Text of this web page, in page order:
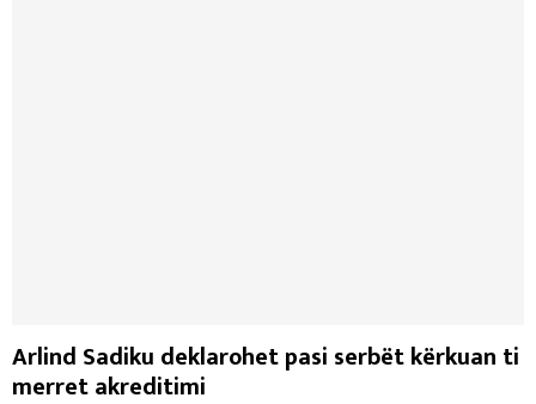
Arlind Sadiku deklarohet pasi serbët kërkuan ti
merret akreditimi